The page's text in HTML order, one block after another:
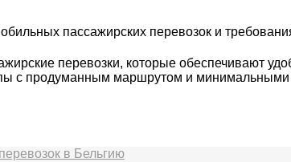
перевозки, которые обеспечивают
с продуманным маршрутом и минимальными
в Бельгию